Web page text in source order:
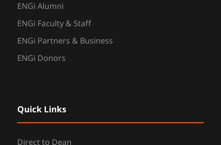
ENGi Alumni
ENGi Faculty & Staff
ENGi Partners & Business
ENGi Donors
Quick Links
Direct to Dean